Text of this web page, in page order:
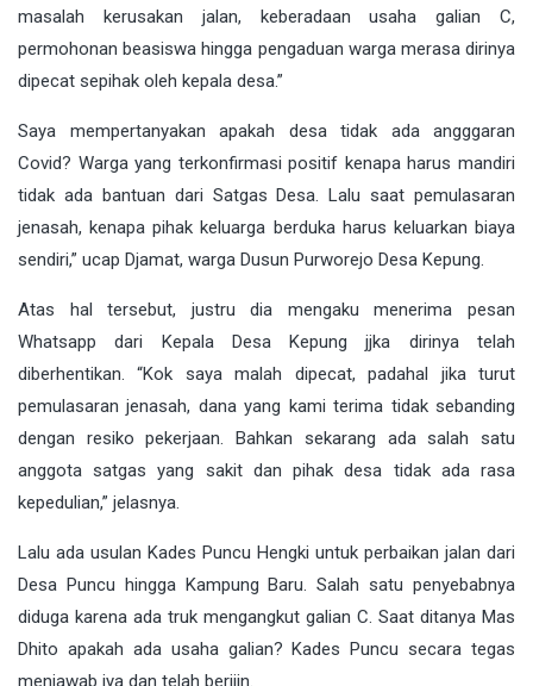
masalah kerusakan jalan, keberadaan usaha galian C,
permohonan beasiswa hingga pengaduan warga merasa dirinya
dipecat sepihak oleh kepala desa.”
Saya mempertanyakan apakah desa tidak ada angggaran
Covid? Warga yang terkonfirmasi positif kenapa harus mandiri
tidak ada bantuan dari Satgas Desa. Lalu saat pemulasaran
jenasah, kenapa pihak keluarga berduka harus keluarkan biaya
sendiri,” ucap Djamat, warga Dusun Purworejo Desa Kepung.
Atas hal tersebut, justru dia mengaku menerima pesan
Whatsapp dari Kepala Desa Kepung jjka dirinya telah
diberhentikan. “Kok saya malah dipecat, padahal jika turut
pemulasaran jenasah, dana yang kami terima tidak sebanding
dengan resiko pekerjaan. Bahkan sekarang ada salah satu
anggota satgas yang sakit dan pihak desa tidak ada rasa
kepedulian,” jelasnya.
Lalu ada usulan Kades Puncu Hengki untuk perbaikan jalan dari
Desa Puncu hingga Kampung Baru. Salah satu penyebabnya
diduga karena ada truk mengangkut galian C. Saat ditanya Mas
Dhito apakah ada usaha galian? Kades Puncu secara tegas
menjawab iya dan telah berijin.